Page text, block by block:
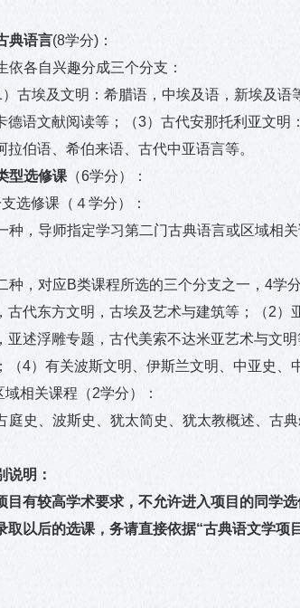
典语言(8学分)：
依各自兴趣分成三个分支：
）古埃及文明：希腊语，中埃及语，新埃及
德语文献阅读等；（3）古代安那托利亚文
拉伯语、希伯来语、古代中亚语言等。
型选修课 （6学分）：
选修课（４学分）：
种，导师指定学习第二门古典语言或区域相
种，对应B类课程所选的三个分支之一，4学
古代东方文明，古埃及艺术与建筑等；（2
亚述浮雕专题，古代美索不达米亚艺术与文
（4）有关波斯文明、伊斯兰文明、中亚史、
域相关课程（2学分）：
庭史、波斯史、犹太简史、犹太教概述、古
说明：
目有较高学术要求，不允许进入项目的同学选
取以后的选课，务请直接依据“古典语文学项